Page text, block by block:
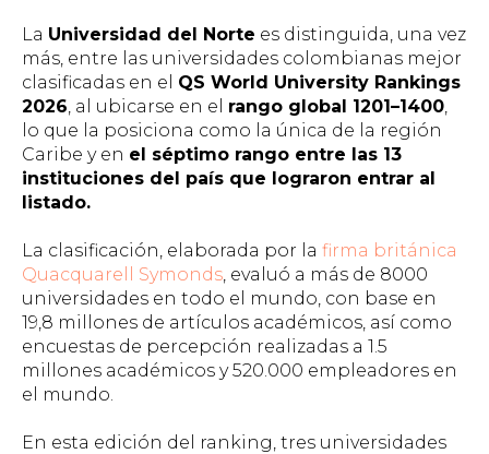
La Universidad del Norte es distinguida, una vez
más, entre las universidades colombianas mejor
clasificadas en el QS World University Rankings
2026, al ubicarse en el rango global 1201–1400,
lo que la posiciona como la única de la región
Caribe y en el séptimo rango entre las 13
instituciones del país que lograron entrar al
listado.
La clasificación, elaborada por la firma británica
Quacquarell Symonds, evaluó a más de 8000
universidades en todo el mundo, con base en
19,8 millones de artículos académicos, así como
encuestas de percepción realizadas a 1.5
millones académicos y 520.000 empleadores en
el mundo.
En esta edición del ranking, tres universidades